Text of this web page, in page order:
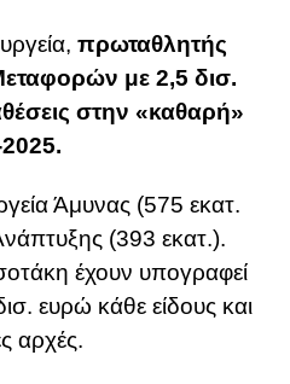
πρωταθλητής
με 2,5 δισ.
στην «καθαρή»
Άμυνας (575 εκατ.
(393 εκατ.).
έχουν υπογραφεί
ευρώ κάθε είδους και
αρχές.